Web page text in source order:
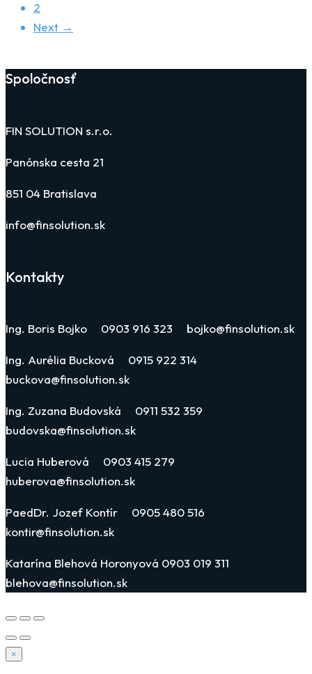
2
Next →
Spoločnosť
FIN SOLUTION s.r.o.
Panónska cesta 21
851 04 Bratislava
info@finsolution.sk
Kontakty
Ing. Boris Bojko 0903 916 323 bojko@finsolution.sk
Ing. Aurélia Bucková 0915 922 314
buckova@finsolution.sk
Ing. Zuzana Budovská 0911 532 359
budovska@finsolution.sk
Lucia Huberová 0903 415 279
huberova@finsolution.sk
PaedDr. Jozef Kontír 0905 480 516
kontir@finsolution.sk
Katarína Blehová Horonyová 0903 019 311
blehova@finsolution.sk
×